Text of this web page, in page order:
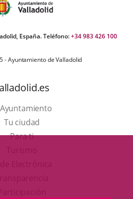
España. Teléfono:+34 983 426 100
- Ayuntamiento de Valladolid
Tu ciudad
Para ti